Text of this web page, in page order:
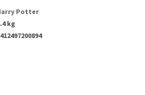
Potter
kg